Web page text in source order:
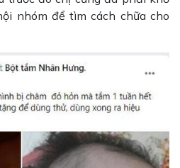
nhóm để tìm cách chữa cho